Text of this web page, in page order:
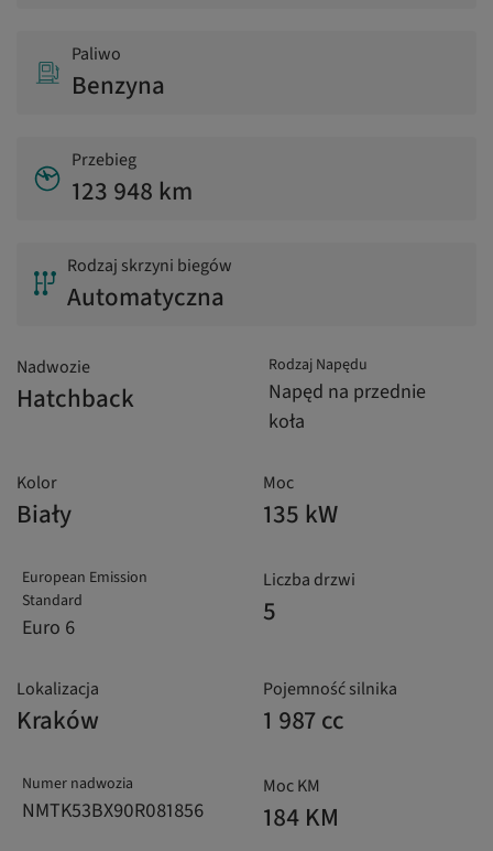
Paliwo
Benzyna
Przebieg
123 948 km
Rodzaj skrzyni biegów
Automatyczna
Nadwozie
Hatchback
Rodzaj Napędu
Napęd na przednie
koła
Kolor
Biały
Moc
135 kW
European Emission
Standard
Euro 6
Liczba drzwi
5
Lokalizacja
Kraków
Pojemność silnika
1 987 cc
Numer nadwozia
NMTK53BX90R081856
Moc KM
184 KM